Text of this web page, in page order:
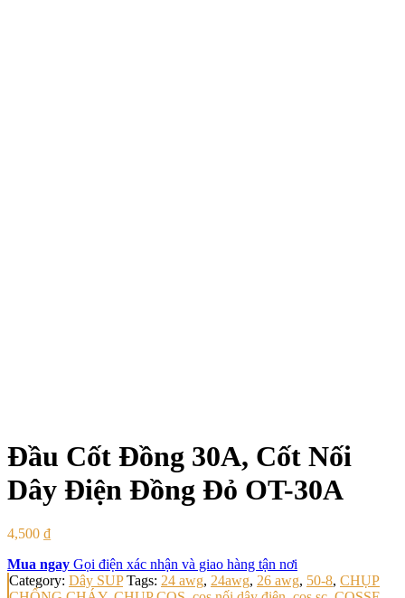
Đầu Cốt Đồng 30A, Cốt Nối
Dây Điện Đồng Đỏ OT-30A
4,500 ₫
Mua ngay Gọi điện xác nhận và giao hàng tận nơi
Category: Dây SUP Tags: 24 awg, 24awg, 26 awg, 50-8, CHỤP